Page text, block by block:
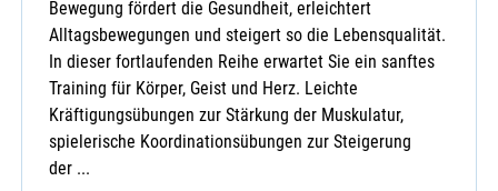
Bewegung fördert die Gesundheit, erleichtert
Alltagsbewegungen und steigert so die Lebensqualität.
In dieser fortlaufenden Reihe erwartet Sie ein sanftes
Training für Körper, Geist und Herz. Leichte
Kräftigungsübungen zur Stärkung der Muskulatur,
spielerische Koordinationsübungen zur Steigerung
der ...